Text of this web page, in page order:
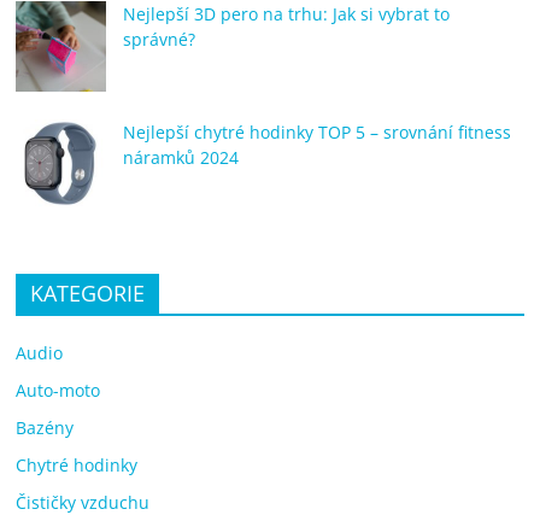
Nejlepší 3D pero na trhu: Jak si vybrat to
správné?
Nejlepší chytré hodinky TOP 5 – srovnání fitness
náramků 2024
KATEGORIE
Audio
Auto-moto
Bazény
Chytré hodinky
Čističky vzduchu